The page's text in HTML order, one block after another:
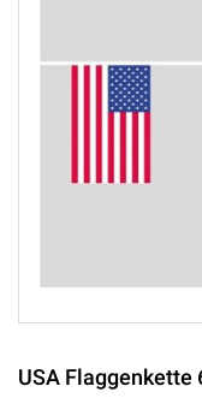
USA Flaggenkette